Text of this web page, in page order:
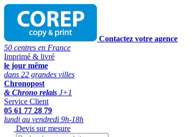
Contactez votre agence
50 centres en France
Imprimé & livré
le jour même
dans 22 grandes villes
Chronopost
& Chrono relais J+1
Service Client
05 61 77 28 79
lundi au vendredi 9h-18h
Devis sur mesure